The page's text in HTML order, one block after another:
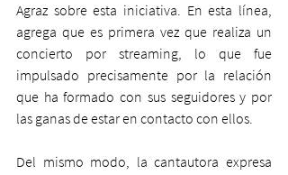
Agraz sobre esta iniciativa. En esta línea,
agrega que es primera vez que realiza un
concierto por streaming, lo que fue
impulsado precisamente por la relación
que ha formado con sus seguidores y por
las ganas de estar en contacto con ellos.
Del mismo modo, la cantautora expresa